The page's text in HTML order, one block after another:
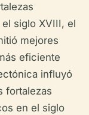
siglo XVIII, el
mejores
eficiente
influyó
fortalezas
en el siglo